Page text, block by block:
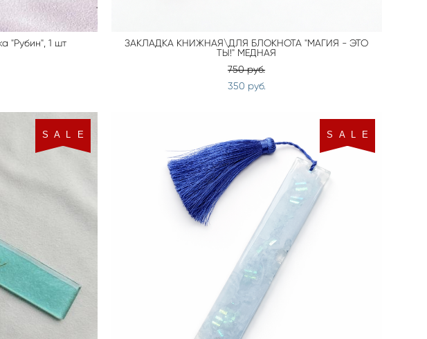
"Рубин", 1 шт
ЗАКЛАДКА КНИЖНАЯ\ДЛЯ БЛОКНОТА "МАГИЯ - ЭТО
ТЫ!" МЕДНАЯ
750 pуб.
350 pуб.
S A L E S A L E